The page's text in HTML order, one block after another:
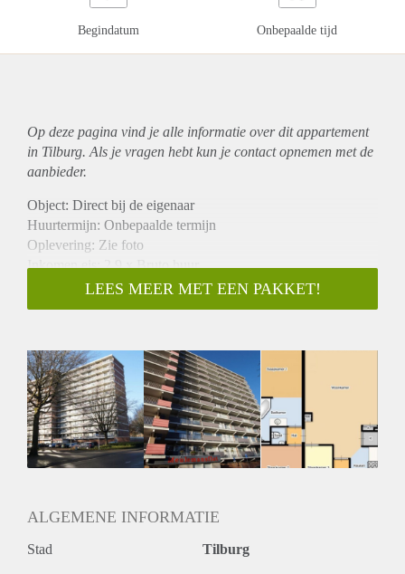
Begindatum Onbepaalde tijd
Op deze pagina vind je alle informatie over ditappartement
in Tilburg. Als je vragen hebt kun je contact opnemen met de
aanbieder.
Object: Direct bij de eigenaar
Huurtermijn: Onbepaalde termijn
Oplevering: Zie foto
Inkomen eis: 2,9 x Bruto huur
Garantiestelling mogelijk: Ja
Borg: 1 Maand
Huisdieren toegestaan: Afhankelijk van de Eigenaar
Huurtoeslag grens: Nee
Geschikt voor studenten: Afhankelijk van de Eigenaar
LEES MEER MET EEN PAKKET!
ALGEMENE INFORMATIE
Stad Tilburg